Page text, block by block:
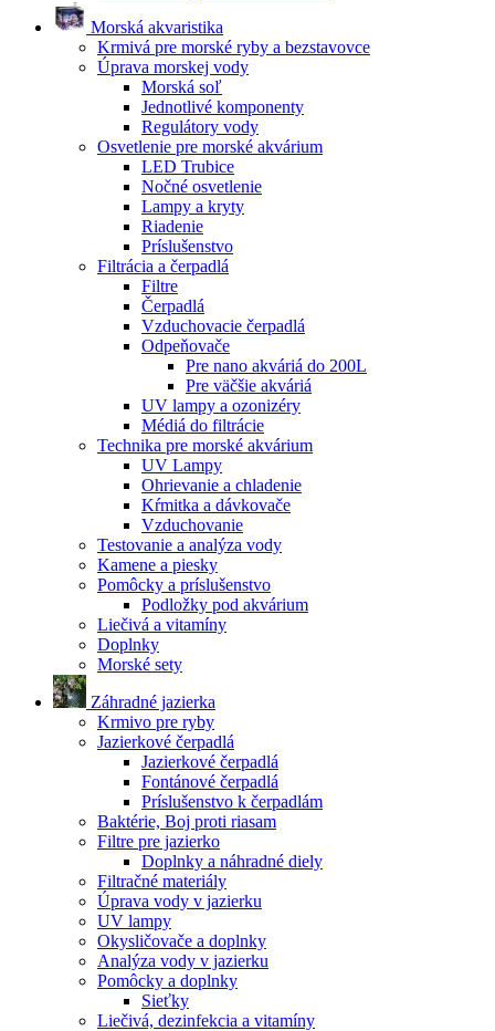
Morská akvaristika
Krmivá pre morské ryby a bezstavovce
Úprava morskej vody
Morská soľ
Jednotlivé komponenty
Regulátory vody
Osvetlenie pre morské akvárium
LED Trubice
Nočné osvetlenie
Lampy a kryty
Riadenie
Príslušenstvo
Filtrácia a čerpadlá
Filtre
Čerpadlá
Vzduchovacie čerpadlá
Odpeňovače
Pre nano akváriá do 200L
Pre väčšie akváriá
UV lampy a ozonizéry
Médiá do filtrácie
Technika pre morské akvárium
UV Lampy
Ohrievanie a chladenie
Kŕmitka a dávkovače
Vzduchovanie
Testovanie a analýza vody
Kamene a piesky
Pomôcky a príslušenstvo
Podložky pod akvárium
Liečivá a vitamíny
Doplnky
Morské sety
Záhradné jazierka
Krmivo pre ryby
Jazierkové čerpadlá
Jazierkové čerpadlá
Fontánové čerpadlá
Príslušenstvo k čerpadlám
Baktérie, Boj proti riasam
Filtre pre jazierko
Doplnky a náhradné diely
Filtračné materiály
Úprava vody v jazierku
UV lampy
Okysličovače a doplnky
Analýza vody v jazierku
Pomôcky a doplnky
Sieťky
Liečivá, dezinfekcia a vitamíny